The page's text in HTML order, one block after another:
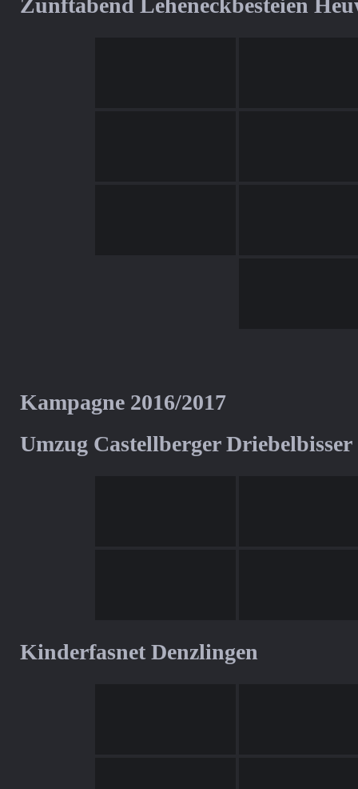
Zunftabend Leheneckbesteien
Kampagne 2016/2017
Umzug Castellberger
Kinderfasnet Denzlingen